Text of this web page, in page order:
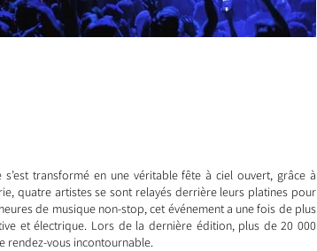
transformé en une véritable fête à ciel ouvert, grâce à
quatre artistes se sont relayés derrière leurs platines pour
de musique non-stop, cet événement a une fois de plus
et électrique. Lors de la dernière édition, plus de 20 000
rendez-vous incontournable.